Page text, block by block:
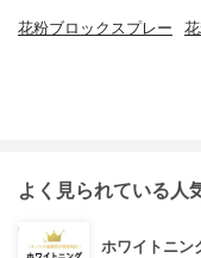
花粉ブロックスプレー
よく見られている人
ホワイトニン